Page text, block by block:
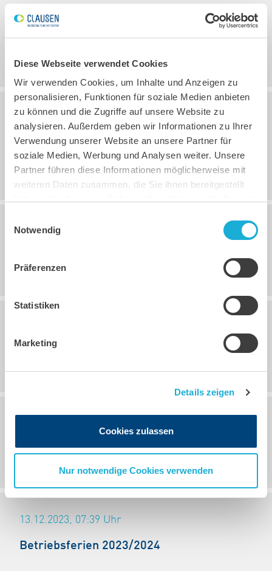
Diese Webseite verwendet Cookies
Wir verwenden Cookies, um Inhalte und Anzeigen zu
personalisieren, Funktionen für soziale Medien anbieten
zu können und die Zugriffe auf unsere Website zu
analysieren. Außerdem geben wir Informationen zu Ihrer
Verwendung unserer Website an unsere Partner für
soziale Medien, Werbung und Analysen weiter. Unsere
Partner führen diese Informationen möglicherweise mit
weiteren Daten zusammen, die Sie ihnen bereitgestellt
Notwendig
Präferenzen
Statistiken
Marketing
Details zeigen
Cookies zulassen
Nur notwendige Cookies verwenden
03.12.2025, 00:00
Uhr
Eingeschränkte Erreichbarkeit am 26. und
27. Juni
09.05.2025, 09:38
Betiebsferien 2024/2025
13.12.2023, 07:39 Uhr
Betriebsferien 2023/2024